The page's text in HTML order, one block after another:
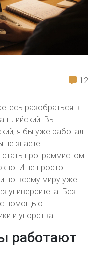
12
разобраться в
Вы
я бы уже работал
не знаете
программистом
И не просто
по всему миру уже
университета. Без
с помощью
и упорства.
работают